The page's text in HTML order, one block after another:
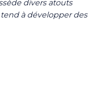
divers atouts
à développer des